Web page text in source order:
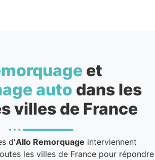
et
auto dans les
villes de France
d'Allo Remorquage interviennent
les villes de France pour répondre